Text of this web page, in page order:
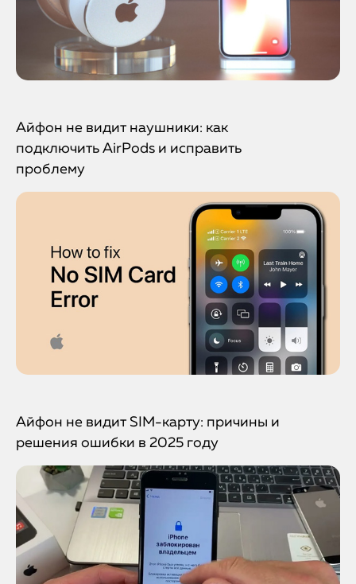
Айфон не видит наушники: как
подключить AirPods и исправить
проблему
Айфон не видит SIM-карту: причины и
решения ошибки в 2025 году